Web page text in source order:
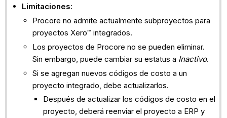
Limitaciones:
Procore no admite actualmente subproyectos para
proyectos Xero™ integrados.
Los proyectos de Procore no se pueden eliminar.
Sin embargo, puede cambiar su estatus a Inactivo.
Si se agregan nuevos códigos de costo a un
proyecto integrado, debe actualizarlos.
Después de actualizar los códigos de costo en el
proyecto, deberá reenviar el proyecto a ERP y